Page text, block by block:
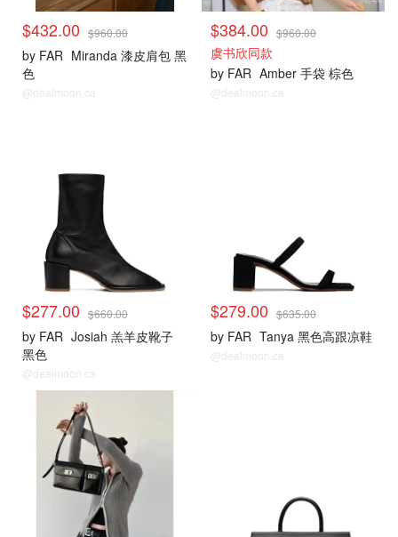
$432.00 $960.00
by FAR Miranda 漆皮肩包 黑
色
@dealmoon.ca
$384.00 $960.00
虞书欣同款
by FAR Amber 手袋 棕色
@dealmoon.ca
$277.00 $660.00
by FAR Josiah 羔羊皮靴子
黑色
@dealmoon.ca
$279.00 $635.00
by FAR Tanya 黑色高跟凉鞋
@dealmoon.ca